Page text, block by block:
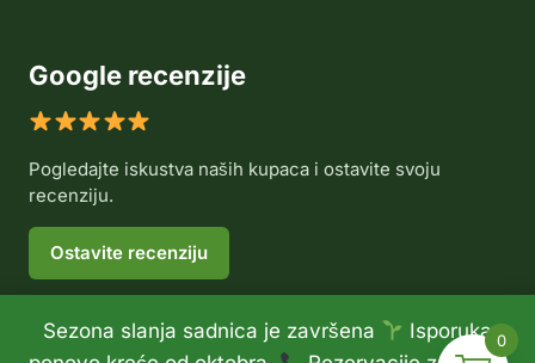
Sezona slanja sadnica je završena
Isporuka
Google recenzije
Pogledajte iskustva naših kupaca i ostavite svoju
recenziju.
Ostavite recenziju
0